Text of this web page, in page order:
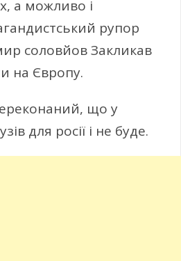
а можливо і
рупор
соловйов Закликав
на Європу.
що у
для росії і не буде.